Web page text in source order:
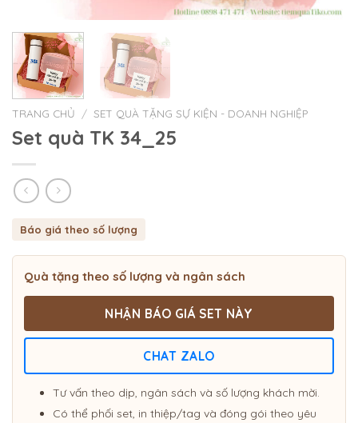
TRANG CHỦ / SET QUÀ TẶNG SỰ KIỆN - DOANH NGHIỆP
Set quà TK 34_25
Báo giá theo số lượng
Quà tặng theo số lượng và ngân sách
NHẬN BÁO GIÁ SET NÀY
CHAT ZALO
Tư vấn theo dịp, ngân sách và số lượng khách mời.
Có thể phối set, in thiệp/tag và đóng gói theo yêu